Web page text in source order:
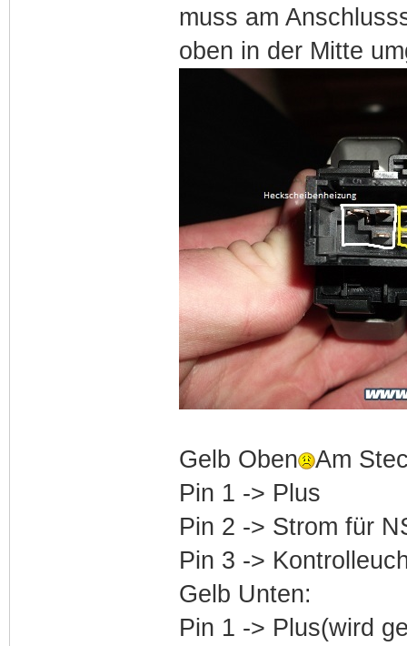
muss am
oben in der Mitte
Gelb Oben
Am
Pin 1 -> Plus
Pin 2 -> Strom für
Pin 3 ->
Gelb Unten:
Pin 1 -> Plus(wird